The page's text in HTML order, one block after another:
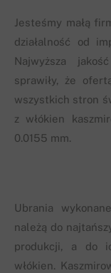
Jesteśmy małą
działalność od
Najwyższa
sprawiły, że
wszystkich stron
z włókien
0.0155 mm.
Ubrania
należą do
produkcji, a do
włókien.